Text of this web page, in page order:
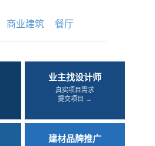
商业建筑 餐厅
业主找设计师
真实项目需求
提交项目 →
建材品牌推广